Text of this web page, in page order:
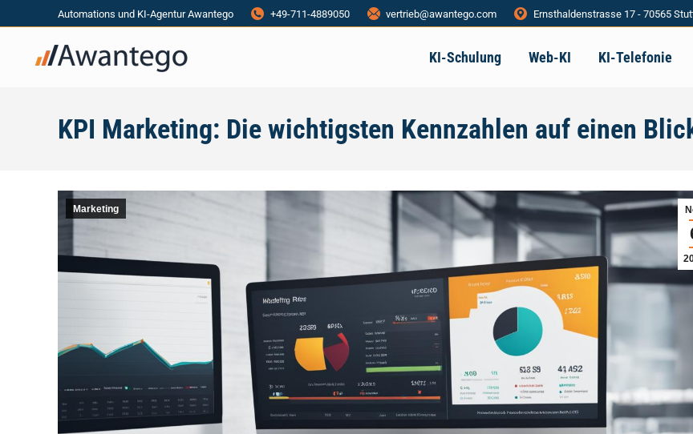
Automations und KI-Agentur Awantego +49-711-4889050 vertrieb@awantego.com Ernsthaldenstrasse 17 - 70565
KI-Schulung Web-KI KI-Telefonie
KPI Marketing: Die wichtigsten Kennzahlen auf einen
Marketing